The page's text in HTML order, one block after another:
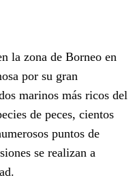
la zona de Borneo en
por su gran
marinos más ricos del
de peces, cientos
puntos de
se realizan a